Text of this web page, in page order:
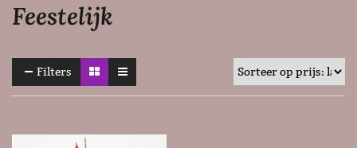
Feestelijk
Filters